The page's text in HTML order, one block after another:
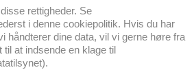
rettigheder. Se
i denne cookiepolitik. Hvis du har
håndterer dine data, vil vi gerne høre fra
at indsende en klage til